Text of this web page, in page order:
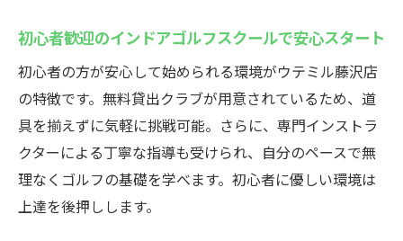
通い放題で仕事後も楽しめるインドアゴル
フスクール
藤沢で深夜利用OKなインドアゴルフスクー
ルとは
手ぶらで仕事帰りに立ち寄れるインドアゴ
ルフスクール
藤沢駅徒歩圏内で通い放題のゴルフスクール
初心者歓迎のインドアゴルフスクールで安心スタート
初心者の方が安心して始められる環境がウテミル藤沢店
の特徴です。無料貸出クラブが用意されているため、道
具を揃えずに気軽に挑戦可能。さらに、専門インストラ
クターによる丁寧な指導も受けられ、自分のペースで無
理なくゴルフの基礎を学べます。初心者に優しい環境は
上達を後押しします。